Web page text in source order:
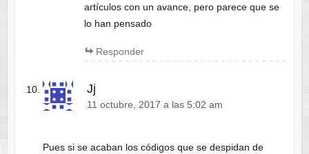
artículos con un avance, pero parece que se
lo han pensado
Responder
Jj
11 octubre, 2017 a las 5:02 am
Pues si se acaban los códigos que se despidan de